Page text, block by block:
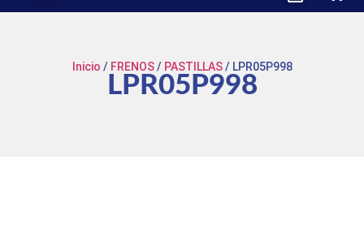
Inicio / FRENOS/ PASTILLAS/ LPR05P998
LPR05P998